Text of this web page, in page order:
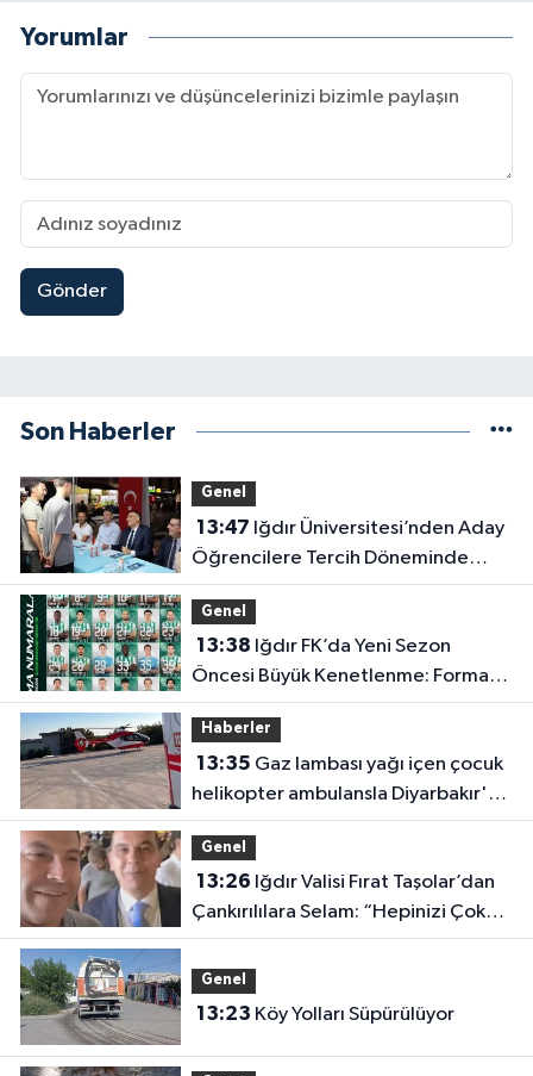
Yorumlar
Gönder
Son Haberler
Genel
13:47
Öğrencilere Tercih Döneminde
Rehberlik Desteği
Genel
13:38
Öncesi Büyük Kenetlenme: Forma
Numaraları Belli Oldu
Haberler
13:35
helikopter ambulansla Diyarbakır'a
sevk edildi
Genel
13:26
Çankırılılara Selam: “Hepinizi Çok
Seviyorum”
Genel
13:23 Köy Yolları Süpürülüyor